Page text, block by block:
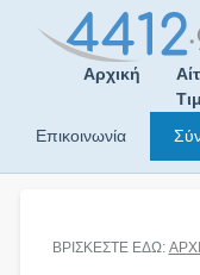
Αρχική
Επικοινωνία
ΒΡΙΣΚΕΣΤΕ ΕΔΩ: